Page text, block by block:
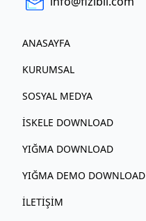
ANASAYFA
KURUMSAL
SOSYAL MEDYA
İSKELE DOWNLOAD
YIĞMA DOWNLOAD
YIĞMA DEMO DOWNLOAD
İLETIŞIM